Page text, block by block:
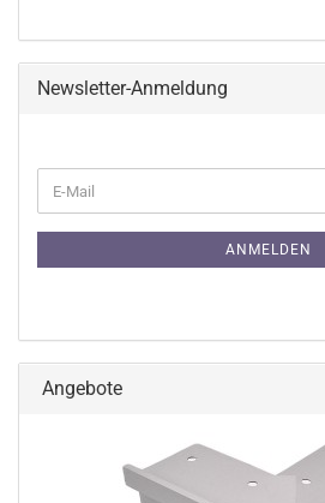
Newsletter-Anmeldung
ZUR
E-
Mail
ANMELDEN
Angebote